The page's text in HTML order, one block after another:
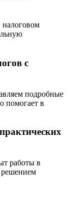
налоговом
с
подробные
помогает в
работы в
решением